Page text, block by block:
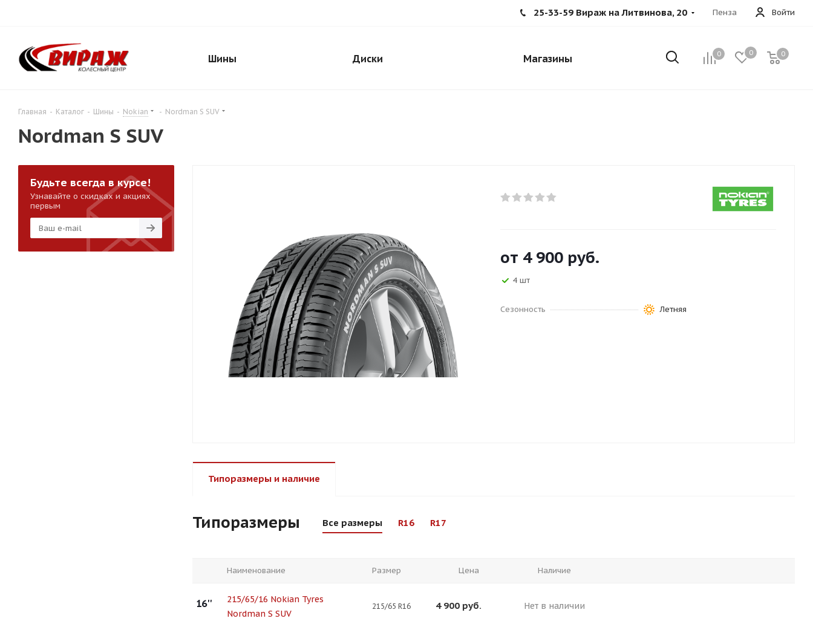
Войти
Пенза
25-33-59 Вираж на Литвинова, 20
0 0 0
Шины Диски Магазины
Главная - Каталог - Шины - Nokian - Nordman S SUV
Nordman S SUV
от 4 900 руб.
4 шт
Сезонность Летняя
Типоразмеры и наличие
Типоразмеры Все размеры R16 R17
Наименование Размер Цена Наличие
16''
215/65/16 Nokian Tyres
Nordman S SUV
215/65 R16 4 900 руб. Нет в наличии
Будьте всегда в курсе!
Узнавайте о скидках и акциях
первым